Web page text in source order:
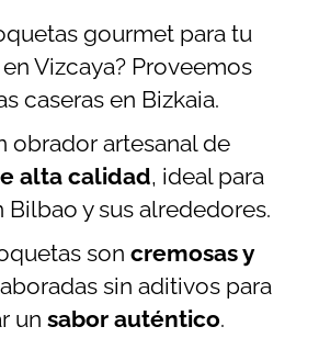
gourmet para tu
Vizcaya? Proveemos
caseras en Bizkaia.
obrador artesanal de
alta calidad, ideal para
Bilbao y sus alrededores.
soncremosas y
sin aditivos para
unsabor auténtico.